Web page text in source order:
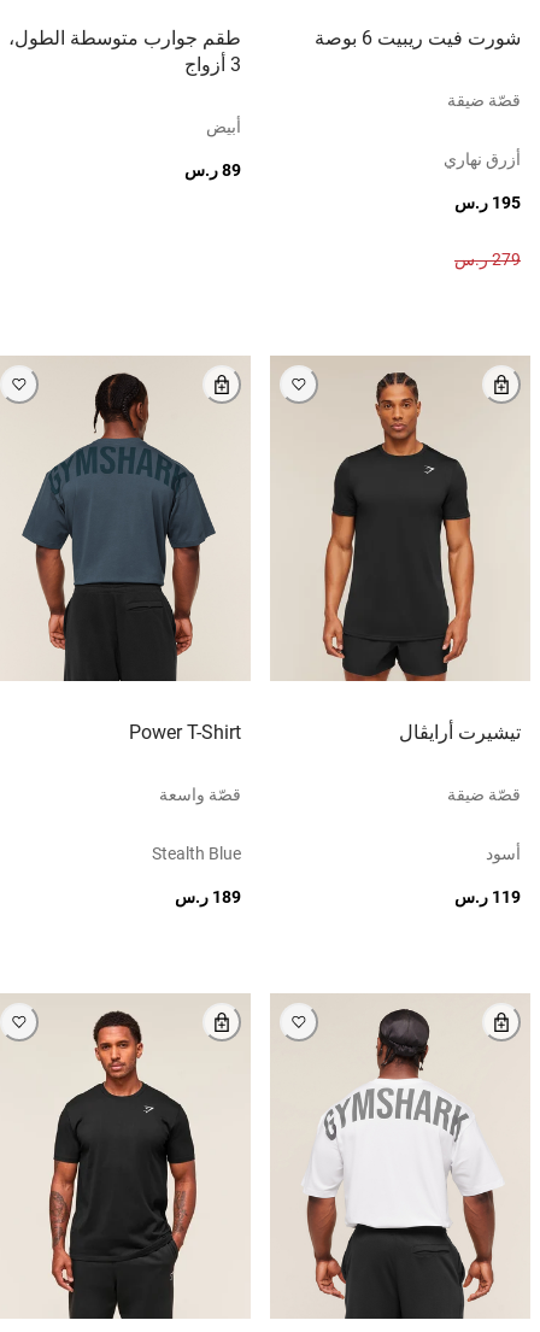
شورت فيت ريبيت 6 بوصة
قصّة ضيقة
أزرق نهاري
195 ر.س
279 ر.س
طقم جوارب متوسطة الطول،
3 أزواج
أبيض
89 ر.س
تيشيرت أرايڤال
قصّة ضيقة
أسود
119 ر.س
Power T-Shirt
قصّة واسعة
Stealth Blue
189 ر.س